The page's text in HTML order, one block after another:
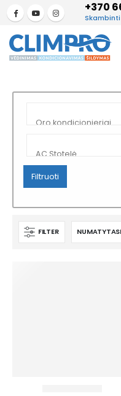
+370
Skambinti
Filtruoti
FILTER